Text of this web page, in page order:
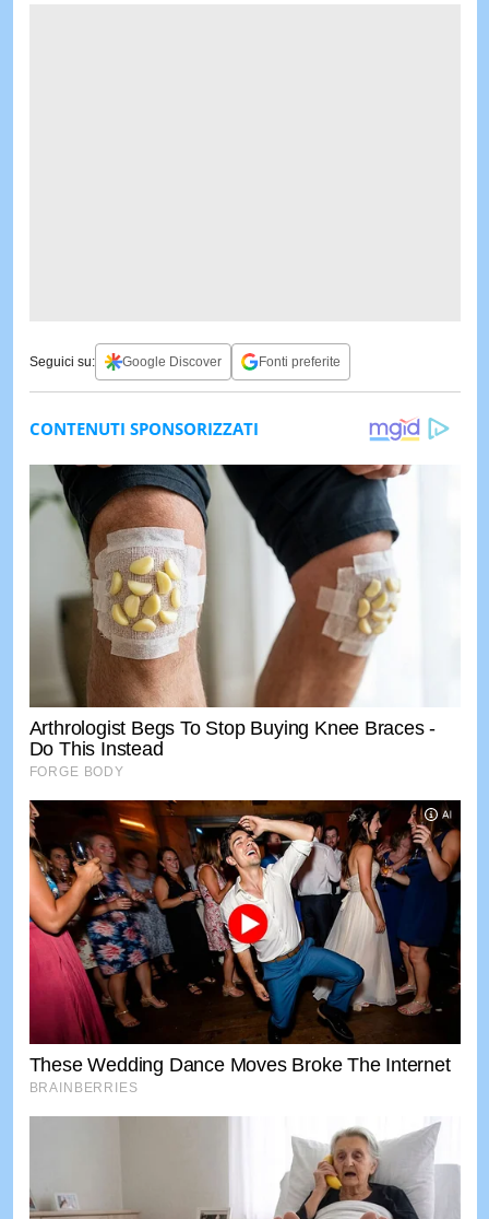
Seguici su: Google Discover Fonti preferite